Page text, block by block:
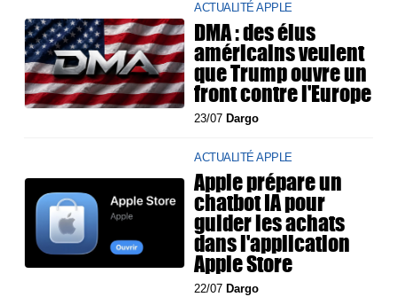
ACTUALITÉ APPLE
DMA : des élus
américains veulent
que Trump ouvre un
front contre l'Europe
23/07 Dargo
ACTUALITÉ APPLE
Apple prépare un
chatbot IA pour
guider les achats
dans l'application
Apple Store
22/07 Dargo